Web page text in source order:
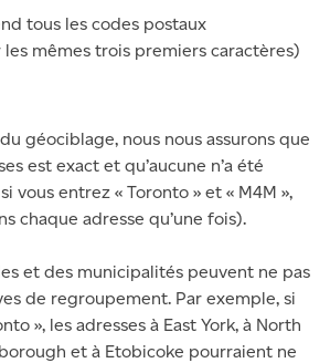
tous les codes postaux
mêmes trois premiers caractères)
géociblage, nous nous assurons que
est exact et qu’aucune n’a été
vous entrez « Toronto » et « M4M »,
chaque adresse qu’une fois).
et des municipalités peuvent ne pas
de regroupement. Par exemple, si
», les adresses à East York, à North
et à Etobicoke pourraient ne